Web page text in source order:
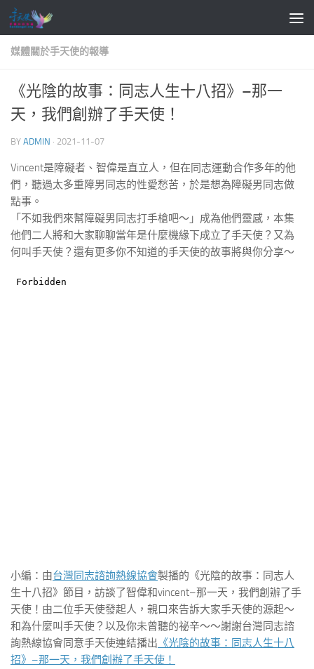
Skip to content
媒體關於手天使的報導
《光陰的故事：同志人生十八招》–那一
天，我們創辦了手天使！
BY ADMIN · 2021-11-07
Vincent是障礙者、智偉是直立人，但在同志運動合作多年的他
們，聽過太多重障男同志的性愛愁苦，於是想為障礙男同志做
點事。
「不如我們來幫障礙男同志打手槍吧～」成為他們靈感，本集
他們二人將和大家聊聊當年是什麼機緣下成立了手天使？又為
何叫手天使？還有更多你不知道的手天使的故事將與你分享～
小編：由台灣同志諮詢熱線協會製播的《光陰的故事：同志人
生十八招》節目，訪談了智偉和vincent–那一天，我們創辦了手
天使！由二位手天使發起人，親口來告訴大家手天使的源起～
和為什麼叫手天使？以及你未曾聽的祕辛～～謝謝台灣同志諮
詢熱線協會同意手天使連結播出 《光陰的故事：同志人生十八
招》–那一天，我們創辦了手天使！